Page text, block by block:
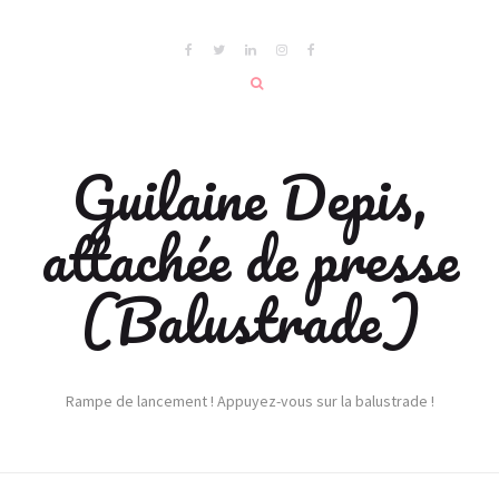
Guilaine Depis,
attachée de presse
(Balustrade)
Rampe de lancement ! Appuyez-vous sur la balustrade !